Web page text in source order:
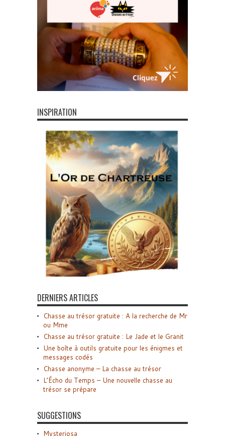
INSPIRATION
DERNIERS ARTICLES
Chasse au trésor gratuite : A la recherche de Mr
ou Mme
Chasse au trésor gratuite : Le Jade et le Granit
Une boîte à outils gratuite pour les énigmes et
messages codés
Chasse anonyme – La chasse au trésor
L’Écho du Temps – Une nouvelle chasse au
trésor se prépare
SUGGESTIONS
Mysteriosa